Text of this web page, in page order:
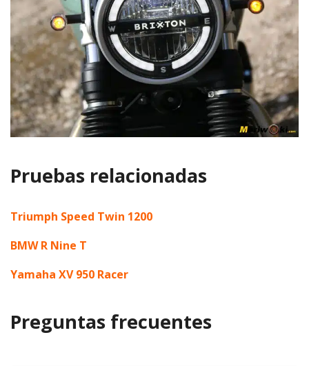
Pruebas relacionadas
Triumph Speed Twin 1200
BMW R Nine T
Yamaha XV 950 Racer
Preguntas frecuentes